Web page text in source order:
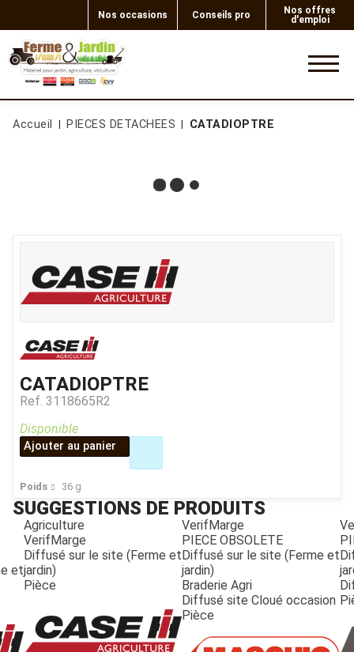
Nos occasions Conseils pro
Nos offres
d'emploi
Accueil PIECES DETACHEES CATADIOPTRE
CATADIOPTRE
Ref. 3118665R2
Poids 36 g
Disponible
Ajouter au panier
SUGGESTIONS DE PRODUITS
et
Agriculture
VerifMarge
Diffusé sur le site (Ferme et
jardin)
Pièce
VerifMarge
PIECE OBSOLETE
Diffusé sur le site (Ferme et
jardin)
Braderie Agri
Diffusé site Cloué occasion
Pièce